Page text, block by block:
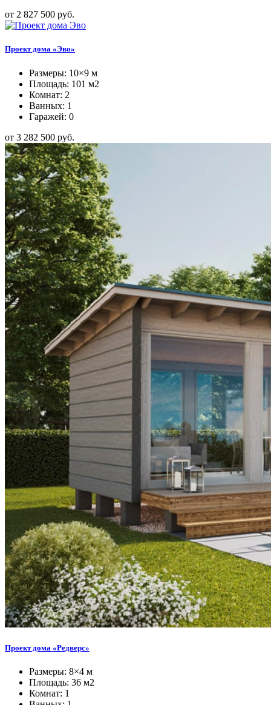
от 2 827 500 руб.
Проект дома «Эво»
Размеры: 10×9 м
Площадь: 101 м2
Комнат: 2
Ванных: 1
Гаражей: 0
от 3 282 500 руб.
Проект дома «Редверс»
Размеры: 8×4 м
Площадь: 36 м2
Комнат: 1